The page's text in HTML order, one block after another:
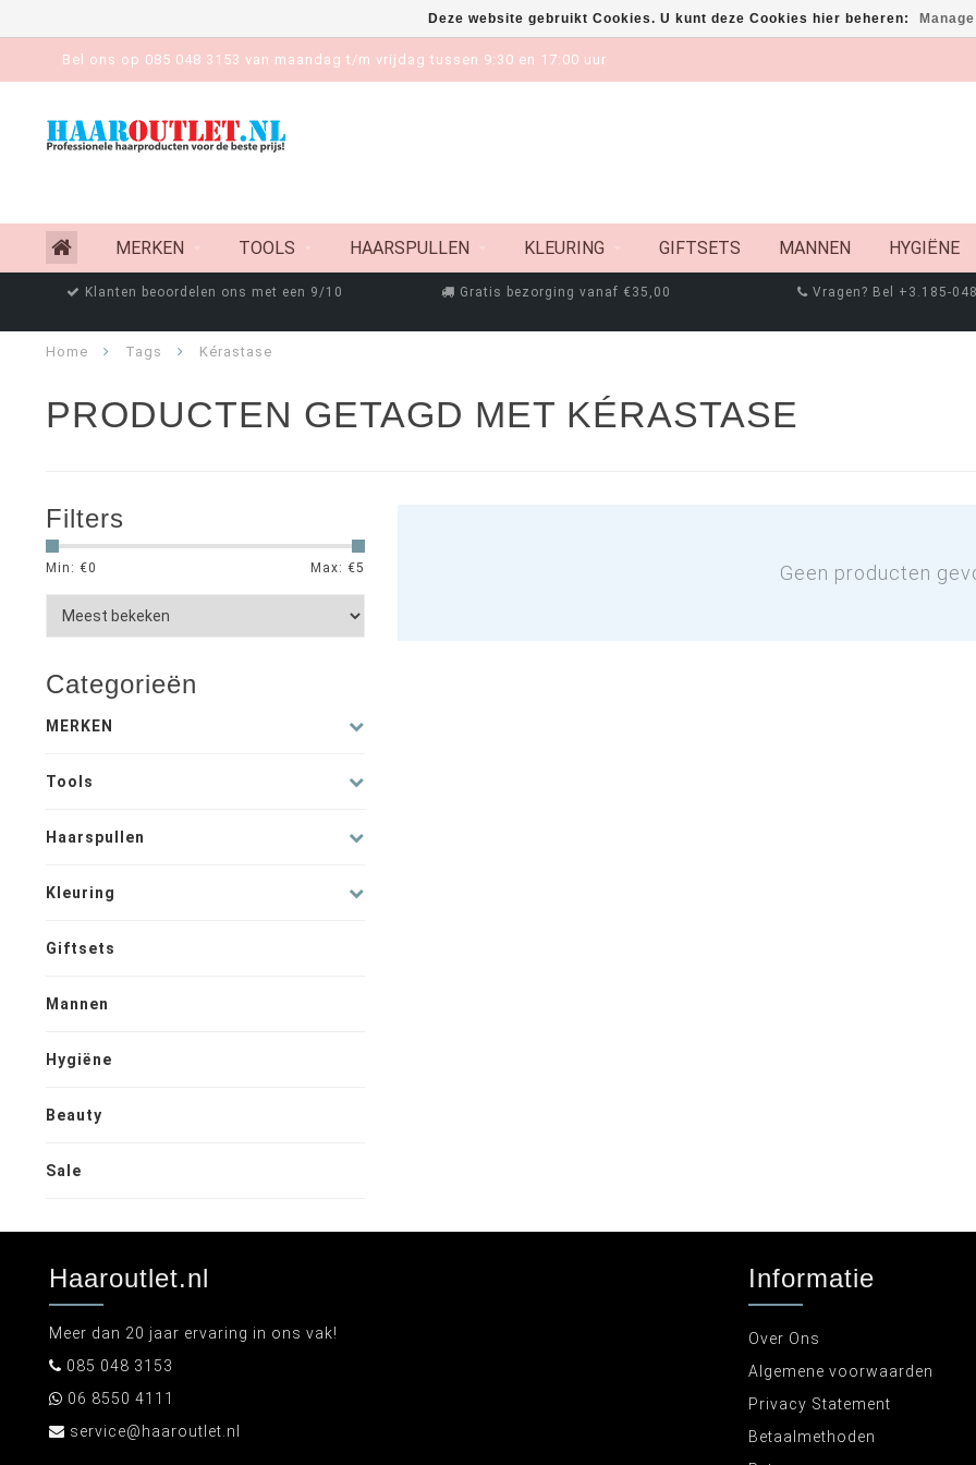
Bel ons op 085 048 3153 van maandag t/m vrijdag tussen 9:30 en 17:00 uur
MERKEN TOOLS HAARSPULLEN KLEURING GIFTSETS MANNEN HYGIËNE
Klanten beoordelen ons met een 9/10 Gratis bezorging vanaf €35,00 Vragen? Bel +3.185-
Home Tags Kérastase
PRODUCTEN GETAGD MET KÉRASTASE
Filters
Min: €0 Max: €5
Categorieën
MERKEN
Tools
Haarspullen
Kleuring
Giftsets
Mannen
Hygiëne
Beauty
Sale
Geen producten
Deze website gebruikt Cookies. U kunt deze Cookies hier beheren:
Haaroutlet.nl
Meer dan 20 jaar ervaring in ons vak!
085 048 3153
06 8550 4111
service@haaroutlet.nl
Informatie
Over Ons
Algemene voorwaarden
Privacy Statement
Betaalmethoden